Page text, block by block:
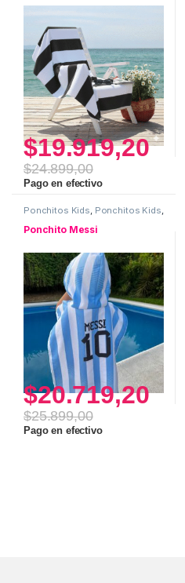
$19.919,20
$24.899,00
Pago en efectivo
Ponchitos Kids, Ponchitos Kids,
Ponchito Messi
$20.719,20
$25.899,00
Pago en efectivo